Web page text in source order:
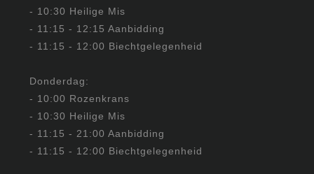
- 10:30 Heilige Mis
- 11:15 - 12:15 Aanbidding
- 11:15 - 12:00 Biechtgelegenheid
Donderdag:
- 10:00 Rozenkrans
- 10:30 Heilige Mis
- 11:15 - 21:00 Aanbidding
- 11:15 - 12:00 Biechtgelegenheid